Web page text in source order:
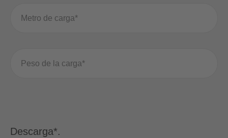
Descarga*.